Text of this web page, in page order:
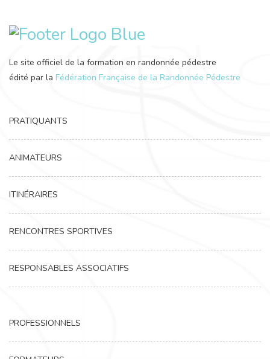
Le site officiel de la formation en randonnée pédestre
édité par la Fédération Française de la Randonnée Pédestre
PRATIQUANTS
ANIMATEURS
ITINÉRAIRES
RENCONTRES SPORTIVES
RESPONSABLES ASSOCIATIFS
PROFESSIONNELS